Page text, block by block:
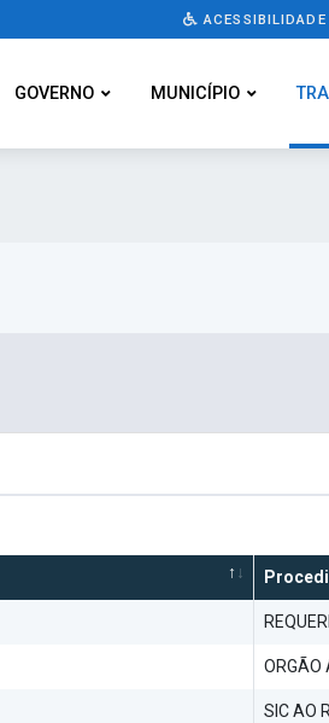
ACESSIBILIDADE
GOVERNO MUNICÍPIO
ORGÃO
SIC AO